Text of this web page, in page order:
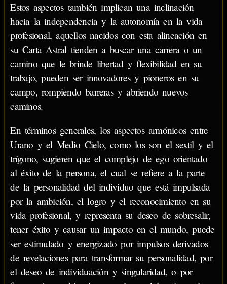
Estos aspectos también implican una inclinación
hacia la independencia y la autonomía en la vida
profesional, aquellos nacidos con esta alineación en
su Carta Astral tienden a buscar una carrera o un
camino que le brinde libertad y flexibilidad en su
trabajo, pueden ser innovadores y pioneros en su
campo, rompiendo barreras y abriendo nuevos
caminos.
En términos generales, los aspectos armónicos entre
Urano y el Medio Cielo, como los son el sextil y el
trígono, sugieren que el complejo de ego orientado
al éxito de la persona, el cual se refiere a la parte
de la personalidad del individuo que está impulsada
por la ambición, el logro y el reconocimiento en su
vida profesional, y representa su deseo de sobresalir,
tener éxito y causar un impacto en el mundo, puede
ser estimulado y energizado por impulsos derivados
de revelaciones para transformar su personalidad, por
el deseo de individuación y singularidad, o por